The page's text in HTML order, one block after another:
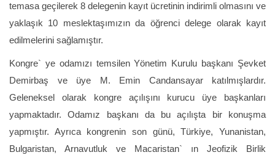
temasa geçilerek 8 delegenin kayıt ücretinin indirimli olmasını ve
yaklaşık 10 meslektaşımızın da öğrenci delege olarak kayıt
edilmelerini sağlamıştır.
Kongre` ye odamızı temsilen Yönetim Kurulu başkanı Şevket
Demirbaş ve üye M. Emin Candansayar katılmışlardır.
Geleneksel olarak kongre açılışını kurucu üye başkanları
yapmaktadır. Odamız başkanı da bu açılışta bir konuşma
yapmıştır. Ayrıca kongrenin son günü, Türkiye, Yunanistan,
Bulgaristan, Arnavutluk ve Macaristan` ın Jeofizik Birlik